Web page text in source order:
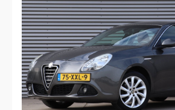
-
Bouwjaar